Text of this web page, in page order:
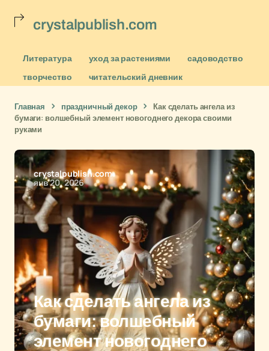
crystalpublish.com
Литература уход за растениями
садоводство
творчество
читательский дневник
Главная праздничный декор
Как сделать ангела из
бумаги: волшебный элемент новогоднего декора своими
руками
crystalpublish.com
янв 20, 2026
Как сделать ангела из
бумаги: волшебный
элемент новогоднего